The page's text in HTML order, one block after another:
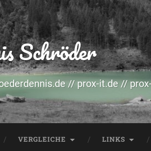
Schröder
// prox-it.de //
VERGLEICHE LINKS